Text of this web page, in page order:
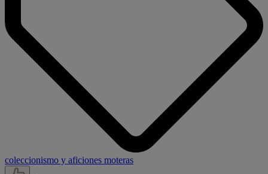
coleccionismo y aficiones moteras